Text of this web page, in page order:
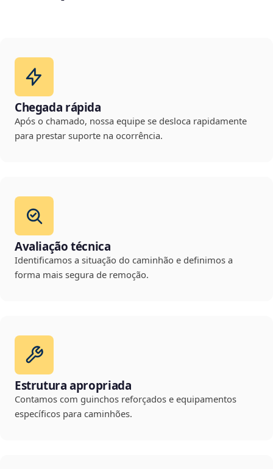
Chegada rápida
Após o chamado, nossa equipe se desloca rapidamente
para prestar suporte na ocorrência.
Avaliação técnica
Identificamos a situação do caminhão e definimos a
forma mais segura de remoção.
Estrutura apropriada
Contamos com guinchos reforçados e equipamentos
específicos para caminhões.